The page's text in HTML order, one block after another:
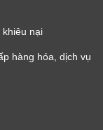
nại
hàng hóa, dịch vụ